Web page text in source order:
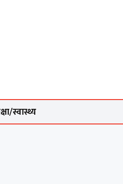
स्वास्थ्य